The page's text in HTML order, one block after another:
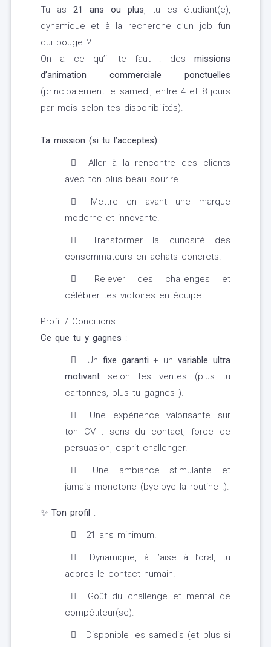
Tu as 21 ans ou plus, tu es étudiant(e),
dynamique et à la recherche d’un job fun
qui bouge ?
On a ce qu’il te faut : des missions
d’animation commerciale ponctuelles
(principalement le samedi, entre 4 et 8 jours
par mois selon tes disponibilités).
Ta mission (si tu l’acceptes) :
Aller à la rencontre des clients
avec ton plus beau sourire.
Mettre en avant une marque
moderne et innovante.
Transformer la curiosité des
consommateurs en achats concrets.
Relever des challenges et
célébrer tes victoires en équipe.
Profil / Conditions:
Ce que tu y gagnes :
Un fixe garanti + unvariable ultra
motivant selon tes ventes (plus tu
cartonnes, plus tu gagnes ).
Une expérience valorisante sur
ton CV : sens du contact, force de
persuasion, esprit challenger.
Une ambiance stimulante et
jamais monotone (bye-bye la routine !).
✨ Ton profil :
21 ans minimum.
Dynamique, à l’aise à l’oral, tu
adores le contact humain.
Goût du challenge et mental de
compétiteur(se).
Disponible les samedis (et plus si